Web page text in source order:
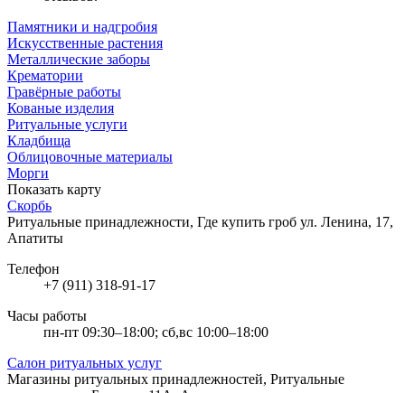
Памятники и надгробия
Искусственные растения
Металлические заборы
Крематории
Гравёрные работы
Кованые изделия
Ритуальные услуги
Кладбища
Облицовочные материалы
Морги
Показать карту
Скорбь
Ритуальные принадлежности, Где купить гроб ул. Ленина, 17,
Апатиты
Телефон
+7 (911) 318-91-17
Часы работы
пн-пт 09:30–18:00; сб,вс 10:00–18:00
Салон ритуальных услуг
Магазины ритуальных принадлежностей, Ритуальные